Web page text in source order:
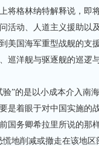
将格林纳特解释说，即
活动、人道主义援助以
美国海军重型战舰的支
巡洋舰与驱逐舰的巡逻
的是以小成本介入南
是着眼于对中国实施的
国务卿希拉里所说的那
地削减或撤走在该地区